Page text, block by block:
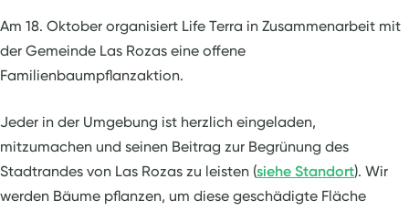
Am 18. Oktober organisiert Life Terra in Zusammenarbeit mit
der Gemeinde Las Rozas eine offene
Familienbaumpflanzaktion.
Jeder in der Umgebung ist herzlich eingeladen,
mitzumachen und seinen Beitrag zur Begrünung des
Stadtrandes von Las Rozas zu leisten (siehe Standort). Wir
werden Bäume pflanzen, um diese geschädigte Fläche